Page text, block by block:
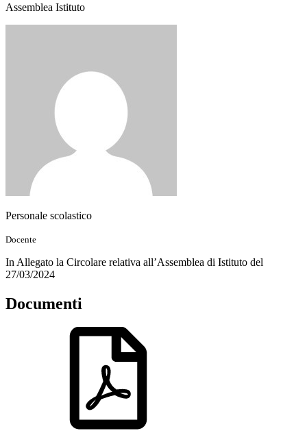
Assemblea Istituto
Personale scolastico
Docente
In Allegato la Circolare relativa all’Assemblea di Istituto del
27/03/2024
Documenti